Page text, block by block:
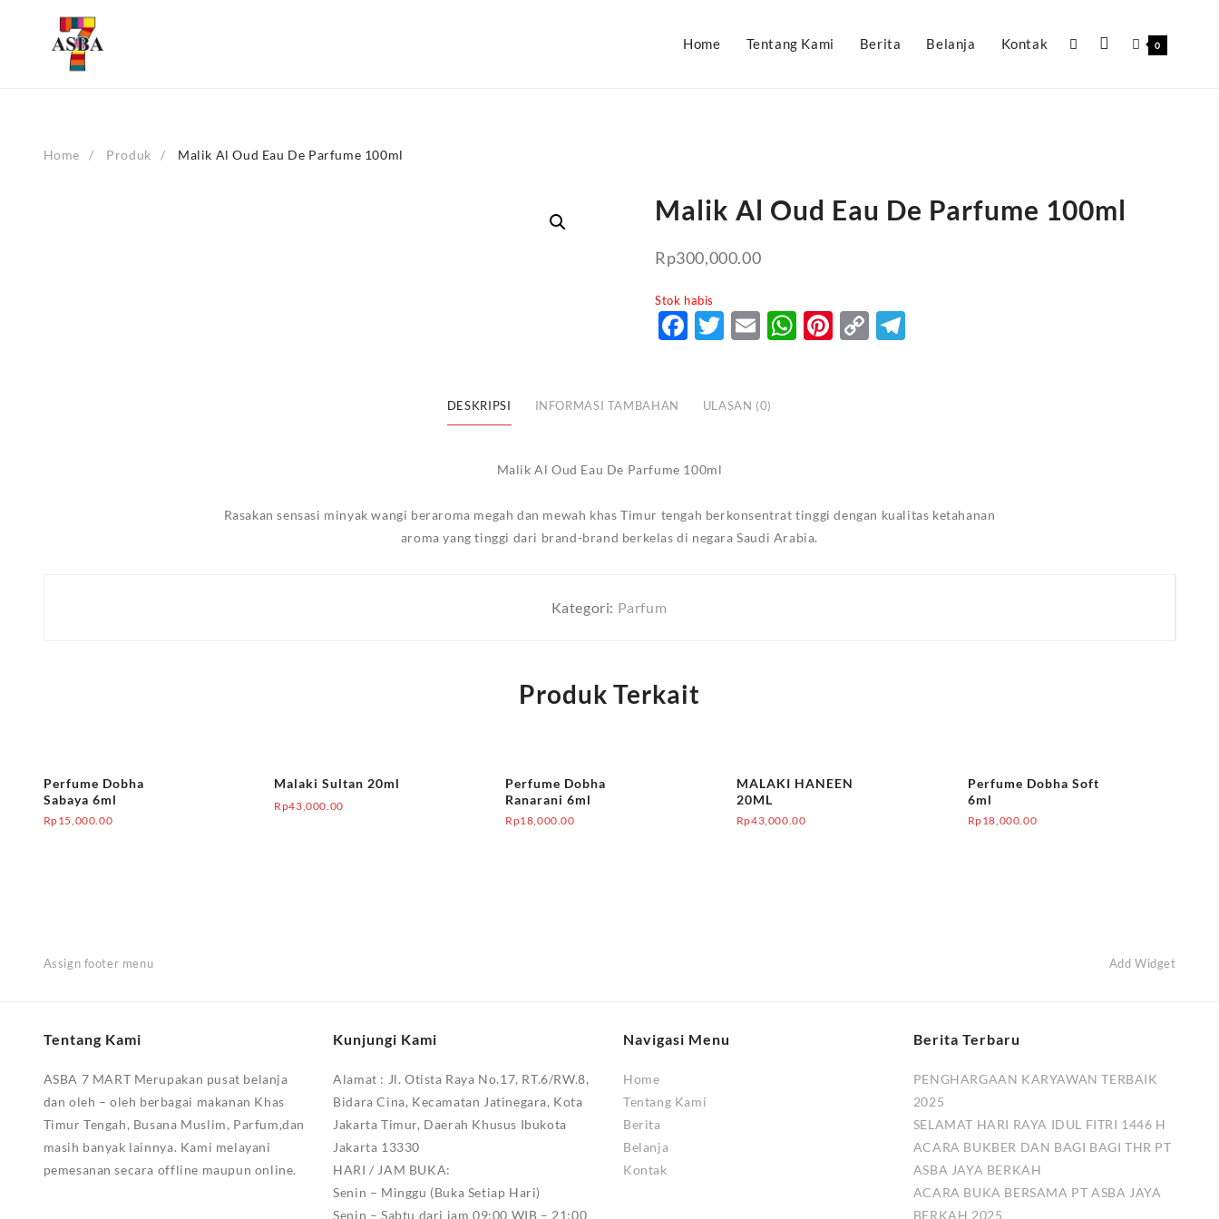
Home Tentang Kami Berita Belanja Kontak 0
Home Produk Malik Al Oud Eau De Parfume 100ml
Malik Al Oud Eau De Parfume 100ml
Rp300,000.00
Stok habis
Facebook
Twitter
EmailWhatsApp
Pinterest
CopyTelegram
DESKRIPSI INFORMASI TAMBAHAN ULASAN (0)
Malik Al Oud Eau De Parfume 100ml
Rasakan sensasi minyak wangi beraroma megah dan mewah khas Timur tengah berkonsentrat tinggi dengan kualitas ketahanan
aroma yang tinggi dari brand-brand berkelas di negara Saudi Arabia.
Kategori: Parfum
Produk Terkait
Perfume Dobha
Sabaya 6ml
Rp15,000.00
Malaki Sultan 20ml
Rp43,000.00
Perfume Dobha
Ranarani 6ml
Rp18,000.00
MALAKI HANEEN
20ML
Rp43,000.00
Perfume Dobha Soft
6ml
Rp18,000.00
Assign footer menu Add Widget
Tentang Kami
ASBA 7 MART Merupakan pusat belanja
dan oleh – oleh berbagai makanan Khas
Timur Tengah, Busana Muslim, Parfum,dan
masih banyak lainnya. Kami melayani
pemesanan secara offline maupun online.
Kunjungi Kami
Alamat : Jl. Otista Raya No.17, RT.6/RW.8,
Bidara Cina, Kecamatan Jatinegara, Kota
Jakarta Timur, Daerah Khusus Ibukota
Jakarta 13330
HARI / JAM BUKA:
Senin – Minggu (Buka Setiap Hari)
Senin – Sabtu dari jam 09:00 WIB – 21:00
Navigasi Menu
Home
Tentang Kami
Berita
Belanja
Kontak
Berita Terbaru
PENGHARGAAN KARYAWAN TERBAIK
2025
SELAMAT HARI RAYA IDUL FITRI 1446 H
ACARA BUKBER DAN BAGI BAGI THR PT
ASBA JAYA BERKAH
ACARA BUKA BERSAMA PT ASBA JAYA
BERKAH 2025